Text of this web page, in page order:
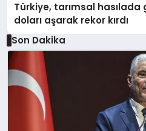
Türkiye, tarımsal hasılada
doları aşarak rekor kırdı
Son Dakika